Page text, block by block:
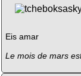
Eis amar
Le mois de mars